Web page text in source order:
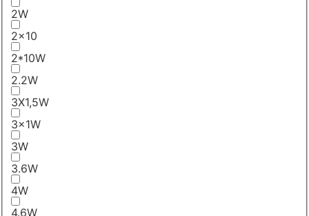
2W
2x10
2*10W
2.2W
3X1,5W
3x1W
3W
3.6W
4W
4.6W